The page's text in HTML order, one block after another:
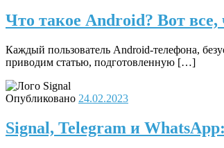
Что такое Android? Вот
Каждый пользователь Android-телефона,
приводим статью, подготовленную […]
Опубликовано 24.02.2023
Signal, Telegram и